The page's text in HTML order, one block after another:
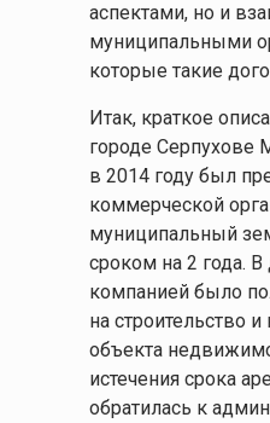
аспектами, но и
муниципальными
которые такие
Итак, краткое
городе Серпухове
в 2014 году был
коммерческой
муниципальный
сроком на 2 года.
компанией было
на строительство
объекта
истечения срока
обратилась к